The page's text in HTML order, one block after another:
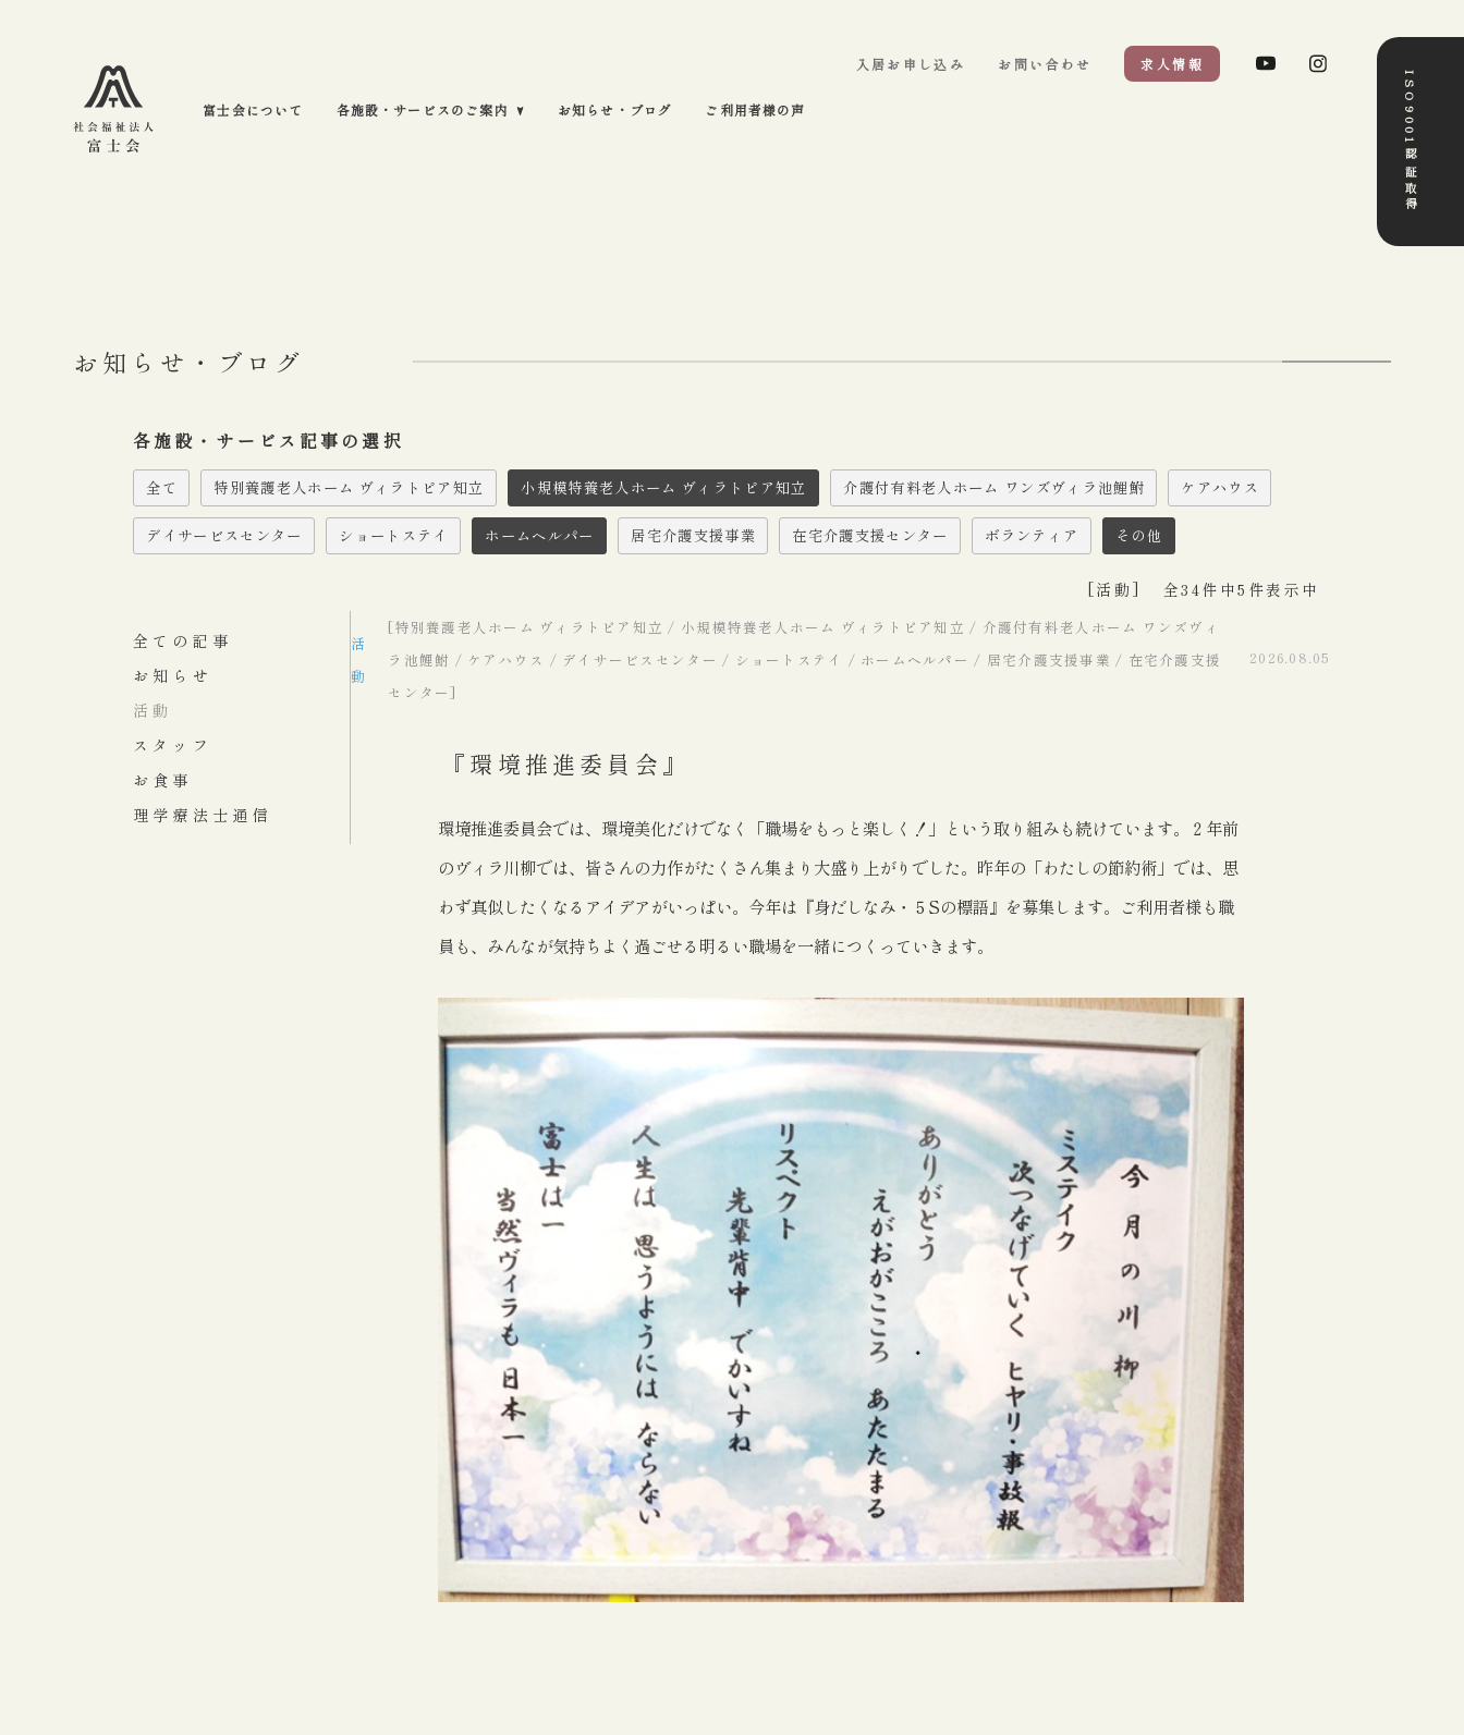
富士会について 各施設・サービスのご案内 お知らせ・ブログ ご利用者様の声
入居お申し込み お問い合わせ 求人情報
ISO9001認証取得
お知らせ・ブログ
各施設・サービス記事の選択
全て 特別養護老人ホーム ヴィラトピア知立 小規模特養老人ホーム ヴィラトピア知立 介護付有料老人ホーム ワンズヴィラ池鯉鮒 ケアハウス
デイサービスセンター ショートステイ ホームヘルパー 居宅介護支援事業 在宅介護支援センター ボランティア その他
[活動] 全34件中5件表示中
全ての記事
お知らせ
活動
スタッフ
お食事
理学療法士通信
活
動
[特別養護老人ホーム ヴィラトピア知立 / 小規模特養老人ホーム ヴィラトピア知立 / 介護付有料老人ホーム ワンズヴィ
ラ池鯉鮒 / ケアハウス / デイサービスセンター / ショートステイ / ホームヘルパー / 居宅介護支援事業 / 在宅介護支援
センター]
2026.08.05
『環境推進委員会』
環境推進委員会では、環境美化だけでなく「職場をもっと楽しく！」という取り組みも続けています。２年前
のヴィラ川柳では、皆さんの力作がたくさん集まり大盛り上がりでした。昨年の「わたしの節約術」では、思
わず真似したくなるアイデアがいっぱい。今年は『身だしなみ・５Sの標語』を募集します。ご利用者様も職
員も、みんなが気持ちよく過ごせる明るい職場を一緒につくっていきます。